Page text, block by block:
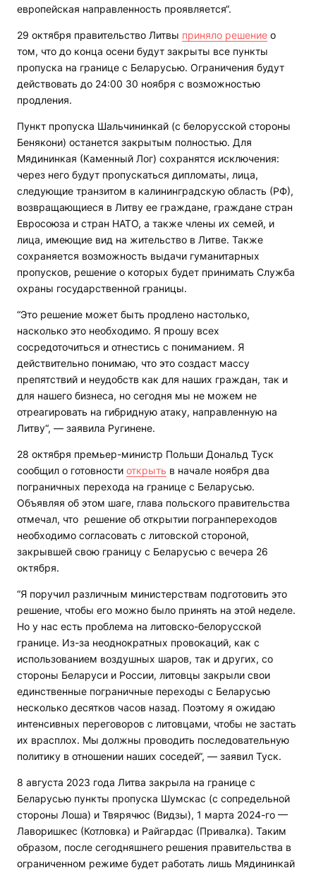
европейская направленность проявляется“.
29 октября правительство Литвы приняло решение о
том, что до конца осени будут закрыты все пункты
пропуска на границе с Беларусью. Ограничения будут
действовать до 24:00 30 ноября с возможностью
продления.
Пункт пропуска Шальчининкай (с белорусской стороны
Бенякони) останется закрытым полностью. Для
Мядининкая (Каменный Лог) сохранятся исключения:
через него будут пропускаться дипломаты, лица,
следующие транзитом в калининградскую область (РФ),
возвращающиеся в Литву ее граждане, граждане стран
Евросоюза и стран НАТО, а также члены их семей, и
лица, имеющие вид на жительство в Литве. Также
сохраняется возможность выдачи гуманитарных
пропусков, решение о которых будет принимать Служба
охраны государственной границы.
“Это решение может быть продлено настолько,
насколько это необходимо. Я прошу всех
сосредоточиться и отнестись с пониманием. Я
действительно понимаю, что это создаст массу
препятствий и неудобств как для наших граждан, так и
для нашего бизнеса, но сегодня мы не можем не
отреагировать на гибридную атаку, направленную на
Литву“, — заявила Ругинене.
28 октября премьер-министр Польши Дональд Туск
сообщил о готовности открыть в начале ноября два
пограничных перехода на границе с Беларусью.
Объявляя об этом шаге, глава польского правительства
отмечал, что решение об открытии погранпереходов
необходимо согласовать с литовской стороной,
закрывшей свою границу с Беларусью с вечера 26
октября.
“Я поручил различным министерствам подготовить это
решение, чтобы его можно было принять на этой неделе.
Но у нас есть проблема на литовско-белорусской
границе. Из-за неоднократных провокаций, как с
использованием воздушных шаров, так и других, со
стороны Беларуси и России, литовцы закрыли свои
единственные пограничные переходы с Беларусью
несколько десятков часов назад. Поэтому я ожидаю
интенсивных переговоров с литовцами, чтобы не застать
их врасплох. Мы должны проводить последовательную
политику в отношении наших соседей“, — заявил Туск.
8 августа 2023 года Литва закрыла на границе с
Беларусью пункты пропуска Шумскас (с сопредельной
стороны Лоша) и Твярячюс (Видзы), 1 марта 2024-го —
Лаворишкес (Котловка) и Райгардас (Привалка). Таким
образом, после сегодняшнего решения правительства в
ограниченном режиме будет работать лишь Мядининкай